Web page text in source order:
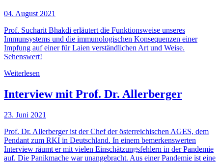
04. August 2021
Prof. Sucharit Bhakdi erläutert die Funktionsweise unseres
Immunsystems und die immunologischen Konsequenzen einer
Impfung auf einer für Laien verständlichen Art und Weise.
Sehenswert!
Weiterlesen
Interview mit Prof. Dr. Allerberger
23. Juni 2021
Prof. Dr. Allerberger ist der Chef der österreichischen AGES, dem
Pendant zum RKI in Deutschland. In einem bemerkenswerten
Interview räumt er mit vielen Einschätzungsfehlern in der Pandemie
auf. Die Panikmache war unangebracht. Aus einer Pandemie ist eine